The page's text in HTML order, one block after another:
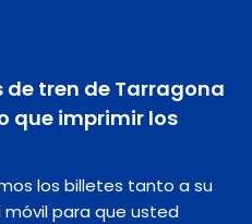
de tren de Tarragona
que imprimir los
los billetes tanto a su
para que usted